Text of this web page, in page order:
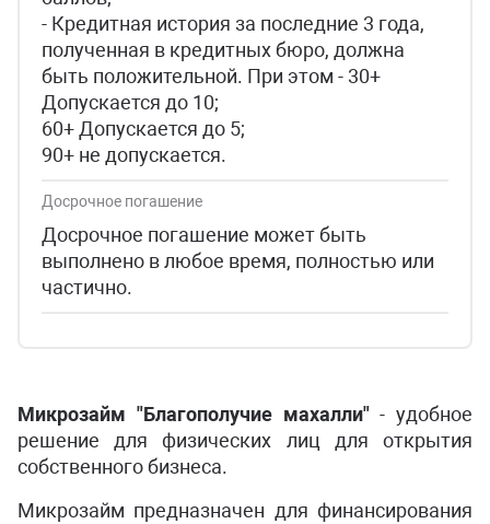
- Кредитная история за последние 3 года,
полученная в кредитных бюро, должна
быть положительной. При этом - 30+
Допускается до 10;
60+ Допускается до 5;
90+ не допускается.
Досрочное погашение
Досрочное погашение может быть
выполнено в любое время, полностью или
частично.
Микрозайм "Благополучие махалли"- удобное
решение для физических лиц для открытия
собственного бизнеса.
Микрозайм предназначен для финансирования